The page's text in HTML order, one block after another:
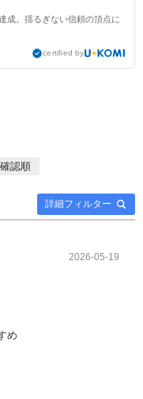
成。揺るぎない信頼の頂点に
certified by
詳細フィルター
認順
2026-05-19
め